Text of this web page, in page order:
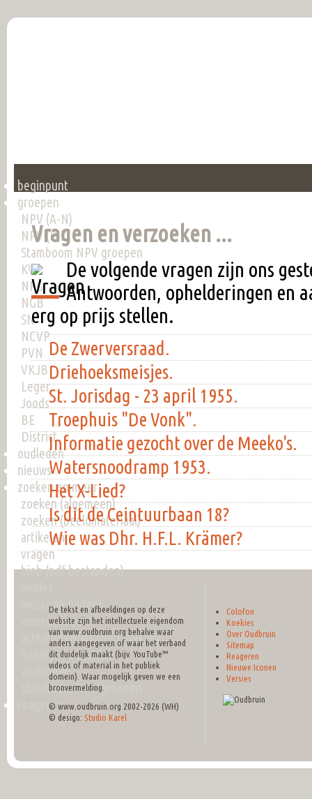
beginpunt
groepen
NPV (A-N)
NPV (P-Z)
Stamboom NPV groepen
KV
NPG
NGB
SN
NCVP
PVN
VKJB
Leger
Joods
BE
District
oudleden
nieuws
zoeken en meer
zoeken (algemeen)
zoeken (beeldmateriaal)
artikelen
vragen
bieb (pdf bestanden)
bioscoop (video)
woordenboek
activiteiten/archief (zoeken)
handig! + zoekidee
verbingen
stamboom NPV groepen
reageren
Vragen en verzoeken ...
De volgende vragen zijn ons
Antwoorden, ophelderingen en
erg op prijs stellen.
De Zwerversraad.
Driehoeksmeisjes.
St. Jorisdag - 23 april 1955.
Troephuis "De Vonk".
Informatie gezocht over de Meeko's.
Watersnoodramp 1953.
Het X-Lied?
Is dit de Ceintuurbaan 18?
Wie was Dhr. H.F.L. Krämer?
De tekst en afbeeldingen op deze
website zijn het intellectuele eigendom
van www.oudbruin.org behalve waar
anders aangegeven of waar het verband
dit duidelijk maakt (bijv. YouTube™
videos of material in het publiek
domein). Waar mogelijk geven we een
bronvermelding.
© www.oudbruin.org 2002-2026 (WH)
© design: Studio Karel
Colofon
Koekies
Over Oudbruin
Sitemap
Reageren
Nieuwe Iconen
Versies